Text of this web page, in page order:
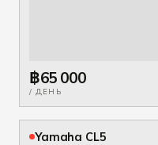
฿65 000
/ ДЕНЬ
Yamaha CL5